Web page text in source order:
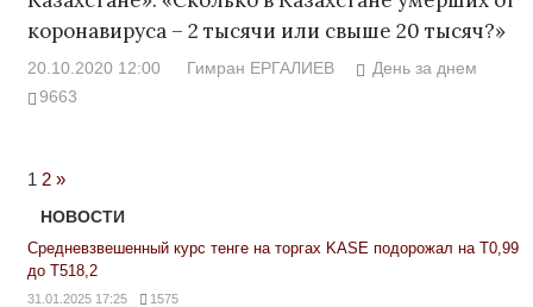
коронавируса – 2 тысячи или свыше 20 тысяч?»
20.10.2020 12:00 Гимран ЕРГАЛИЕВ
День за днем
9663
1 2 Next
Posts
»
НОВОСТИ
Средневзвешенный курс тенге на торгах KASE подорожал на Т0,99
до Т518,2
31.01.2025 17:25 1575